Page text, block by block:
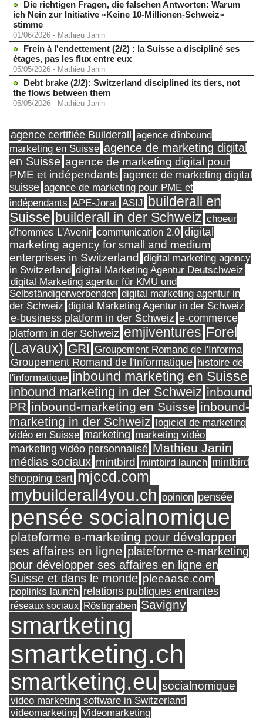
Die richtigen Fragen, die falschen Antworten: Warum
ich Nein zur Initiative «Keine 10-Millionen-Schweiz»
stimme
01/06/2026 - Mathieu Janin
Frein à l'endettement (2/2) : la Suisse a discipliné ses
étages, pas les flux entre eux
05/05/2026 - Mathieu Janin
Debt brake (2/2): Switzerland disciplined its tiers, not
the flows between them
05/05/2026 - Mathieu Janin
agence certifiée Builderall
agence d'inbound
marketing en Suisse agence de marketing digital
en Suisse agence de marketing digital pour
PME et indépendants agence de marketing digital
suisse agence de marketing pour PME et
indépendants APE-Jorat ASIJ builderall en
Suisse builderall in der Schweiz choeur
d'hommes L'Avenir communication 2.0 digital
marketing agency for small and medium
enterprises in Switzerland digital marketing agency
in Switzerland digital Marketing Agentur Deutschweiz
digital Marketing agentur für KMU und
Selbständigerwerbenden digital marketing agentur in
der Schweiz digital Marketing Agentur in der Schweiz
e-business platform in der Schweiz e-commerce
platform in der Schweiz emjiventures Forel
(Lavaux) GRI Groupement Romand de l'Informa
Groupement Romand de l'Informatique histoire de
l'informatique inbound marketing en Suisse
inbound marketing in der Schweiz inbound
PR inbound-marketing en Suisse inbound-
marketing in der Schweiz logiciel de marketing
vidéo en Suisse marketing marketing vidéo
marketing vidéo personnalisé Mathieu Janin
médias sociaux mintbird mintbird launch mintbird
shopping cart mjccd.com
mybuilderall4you.ch opinion pensée
pensée socialnomique
plateforme e-marketing pour développer
ses affaires en ligne plateforme e-marketing
pour développer ses affaires en ligne en
Suisse et dans le monde pleeaase.com
poplinks launch relations publiques entrantes
réseaux sociaux Röstigraben Savigny
smartketing
smartketing.ch
smartketing.eu socialnomique
video marketing software in Switzerland
videomarketing Videomarketing